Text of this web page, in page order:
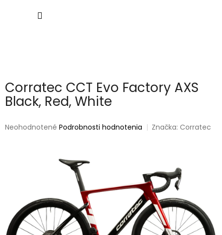
Corratec CCT Evo Factory AXS
Black, Red, White
Priemerné
Neohodnotené Podrobnosti hodnotenia Značka:Corratec